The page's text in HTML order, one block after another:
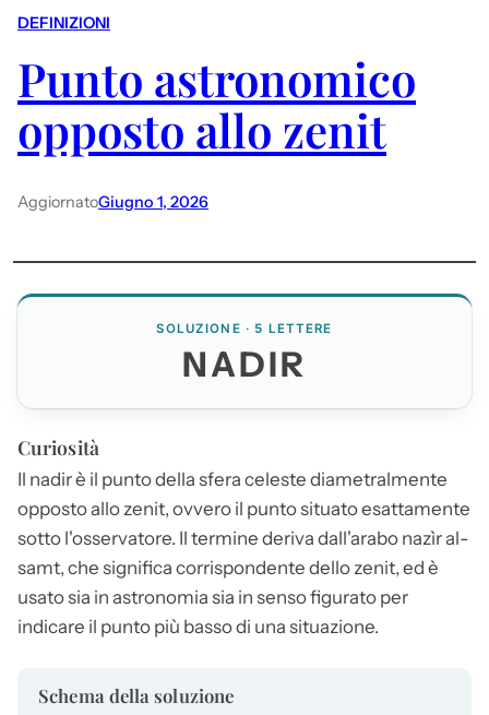
DEFINIZIONI
Punto astronomico
opposto allo zenit
AggiornatoGiugno 1, 2026
SOLUZIONE · 5 LETTERE
NADIR
Curiosità
Il nadirè il punto della sfera celeste diametralmente
opposto allo zenit, ovvero il punto situato esattamente
sotto l'osservatore. Il termine deriva dall'arabo nazìr al-
samt, che significa corrispondente dello zenit, ed è
usato sia in astronomia sia in senso figurato per
indicare il punto più basso di una situazione.
Schema della soluzione